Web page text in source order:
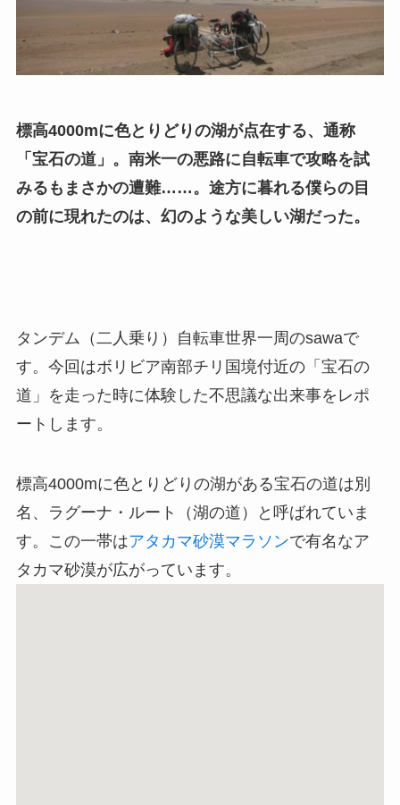
標高4000mに色とりどりの湖が点在する、通称
「宝石の道」。南米一の悪路に自転車で攻略を試
みるもまさかの遭難……。途方に暮れる僕らの目
の前に現れたのは、幻のような美しい湖だった。
タンデム（二人乗り）自転車世界一周のsawaで
す。今回はボリビア南部チリ国境付近の「宝石の
道」を走った時に体験した不思議な出来事をレポ
ートします。
標高4000mに色とりどりの湖がある宝石の道は別
名、ラグーナ・ルート（湖の道）と呼ばれていま
す。この一帯はアタカマ砂漠マラソンで有名なア
タカマ砂漠が広がっています。